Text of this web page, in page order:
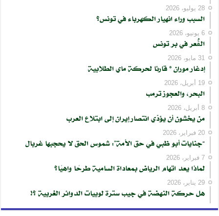
28 يوليو، 2026
السبب وراء انهيار الكهرباء في تونس؟
6 يونيو، 2026
الڨُعر في بر تونس
31 مايو، 2026
إدغار موران * قارئا لحركة ماي الطلابية
19 أبريل، 2026
البحر، والعجوز ترمب
8 أبريل، 2026
من يخشون أن يؤدّي انتصار إيران إلى ابتلاع العرب
20 فبراير، 2026
“جنايات أبو ظبي في حق الأمة”: شموس الحق لا يحجبها غربال
7 فبراير، 2026
لماذا يعد اتهام الرياض بمعاداة السامية طرحًا واهيًا؟
29 يناير، 2026
هل حركة النهضة في جيب سترة لوبيات الدوائر الغربية ؟!